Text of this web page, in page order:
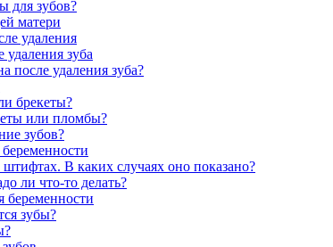
для зубов?
матери
удаления
удаления зуба
после удаления зуба?
брекеты?
или пломбы?
зубов?
В каких случаях оно показано?
ли что-то делать?
беременности
зубы?